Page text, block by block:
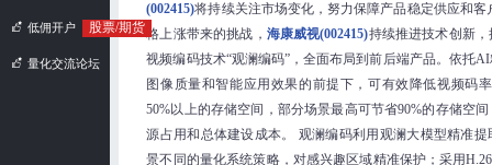
低佣开户 股票/期货
量化交流论坛
(002415)将持续关注市场变化，努力保障产品稳定供应和客
格上涨带来的挑战， 海康威视(002415)持续推进技术创新
视频编码技术“观澜编码”，全面布局到前后端产品。依托
图像质量和智能应用效果的前提下，可有效降低视频码
50%以上的存储空间，部分场景最高可节省90%的存储空
源占用和总体建设成本。 观澜编码利用观澜大模型精准
景不同的量化系统策略，对感兴趣区域精准保护；采用